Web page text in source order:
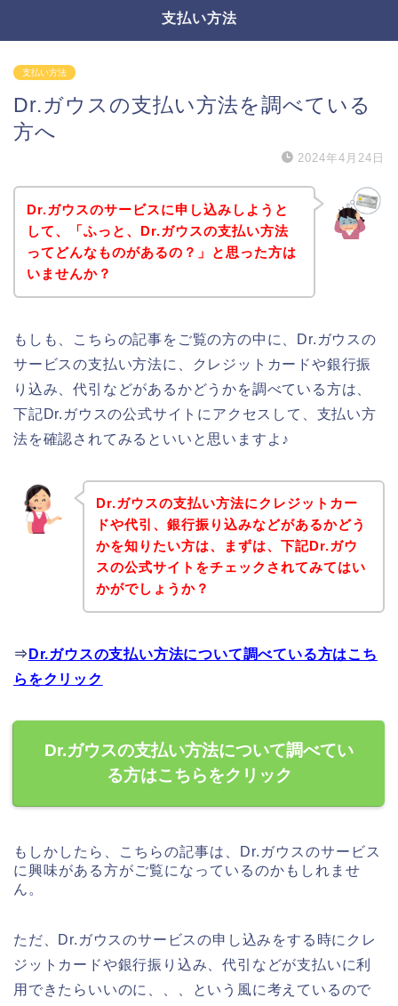
支払い方法
支払い方法
Dr.ガウスの支払い方法を調べている
方へ
2024年4月24日
Dr.ガウスのサービスに申し込みしようと
して、「ふっと、Dr.ガウスの支払い方法
ってどんなものがあるの？」と思った方は
いませんか？
もしも、こちらの記事をご覧の方の中に、Dr.ガウスの
サービスの支払い方法に、クレジットカードや銀行振
り込み、代引などがあるかどうかを調べている方は、
下記Dr.ガウスの公式サイトにアクセスして、支払い方
法を確認されてみるといいと思いますよ♪
Dr.ガウスの支払い方法にクレジットカー
ドや代引、銀行振り込みなどがあるかどう
かを知りたい方は、まずは、下記Dr.ガウ
スの公式サイトをチェックされてみてはい
かがでしょうか？
⇒ Dr.ガウスの支払い方法について調べている方はこち
らをクリック
Dr.ガウスの支払い方法について調べてい
る方はこちらをクリック
もしかしたら、こちらの記事は、Dr.ガウスのサービス
に興味がある方がご覧になっているのかもしれませ
ん。
ただ、Dr.ガウスのサービスの申し込みをする時にクレ
ジットカードや銀行振り込み、代引などが支払いに利
用できたらいいのに、、、という風に考えているので